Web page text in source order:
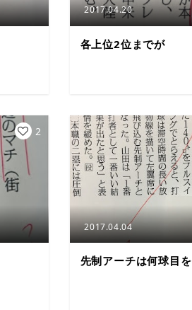
2017.04.20
各上位2位までが
2
2017.04.04
先制アーチは何球目